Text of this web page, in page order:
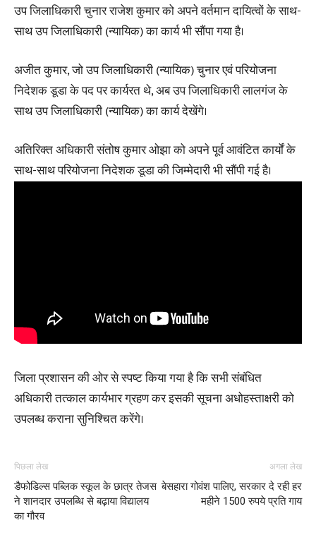
उप जिलाधिकारी चुनार राजेश कुमार को अपने वर्तमान दायित्वों के साथ-
साथ उप जिलाधिकारी (न्यायिक) का कार्य भी सौंपा गया है।
अजीत कुमार, जो उप जिलाधिकारी (न्यायिक) चुनार एवं परियोजना
निदेशक डूडा के पद पर कार्यरत थे, अब उप जिलाधिकारी लालगंज के
साथ उप जिलाधिकारी (न्यायिक) का कार्य देखेंगे।
अतिरिक्त अधिकारी संतोष कुमार ओझा को अपने पूर्व आवंटित कार्यों के
साथ-साथ परियोजना निदेशक डूडा की जिम्मेदारी भी सौंपी गई है।
जिला प्रशासन की ओर से स्पष्ट किया गया है कि सभी संबंधित
अधिकारी तत्काल कार्यभार ग्रहण कर इसकी सूचना अधोहस्ताक्षरी को
उपलब्ध कराना सुनिश्चित करेंगे।
पिछला लेख
डैफोडिल्स पब्लिक स्कूल के छात्र तेजस
ने शानदार उपलब्धि से बढ़ाया विद्यालय
का गौरव
अगला लेख
बेसहारा गोवंश पालिए, सरकार दे रही हर
महीने 1500 रुपये प्रति गाय